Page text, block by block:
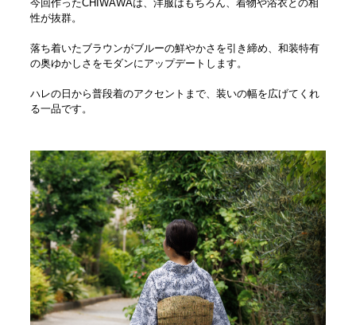
今回作ったCHIWAWAは、洋服はもちろん、着物や浴衣との相
性が抜群。
落ち着いたブラウンがブルーの鮮やかさを引き締め、和装特有
の奥ゆかしさをモダンにアップデートします。
ハレの日から普段着のアクセントまで、装いの幅を広げてくれ
る一品です。